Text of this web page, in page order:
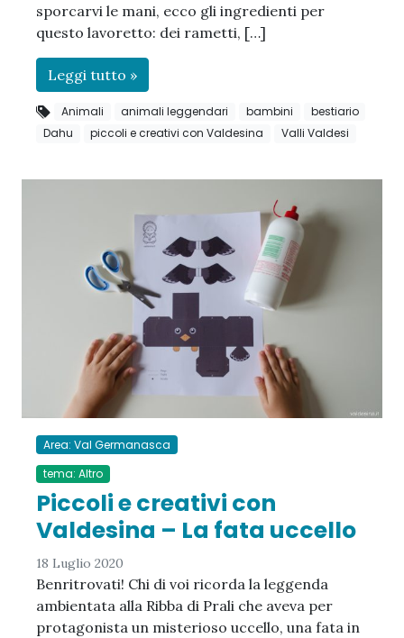
sporcarvi le mani, ecco gli ingredienti per
questo lavoretto: dei rametti, […]
Leggi tutto »
Animali animali leggendari bambini
bestiario
Dahu
piccoli e creativi con Valdesina Valli Valdesi
Area: Val Germanasca
tema: Altro
Piccoli e creativi con
Valdesina – La fata uccello
18 Luglio 2020
Benritrovati! Chi di voi ricorda la leggenda
ambientata alla Ribba di Prali che aveva per
protagonista un misterioso uccello, una fata in